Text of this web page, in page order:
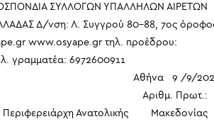
ΣΥΛΛΟΓΩΝ ΥΠΑΛΛΗΛΩΝ ΑΙΡΕΤΩΝ
Δ/νση: Λ. Συγγρού 80-88, 7ος
www.osyape.gr τηλ. προέδρου:
γραμματέα: 6972600911
9 /9/
Πρωτ.:
Ανατολικής Μακεδονίας